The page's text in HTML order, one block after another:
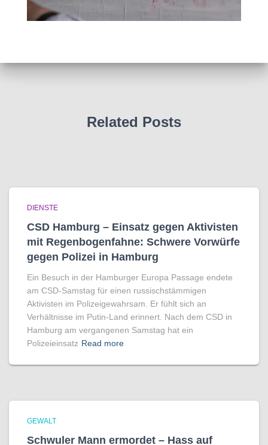
Related Posts
DIENSTE
CSD Hamburg – Einsatz gegen Aktivisten
mit Regenbogen­fahne: Schwere Vorwürfe
gegen Polizei in Hamburg
Ein Besuch in der Hamburger Europa Passage endete
am CSD-Samstag für einen russischstämmigen
Aktivisten im Polizeigewahrsam. Er fühlt sich an
Verhältnisse im Putin-Land erinnert. Nach dem CSD in
Hamburg am vergangenen Samstag hat ein
Polizeieinsatz Read more
GEWALT
Schwuler Mann ermordet – Hass auf